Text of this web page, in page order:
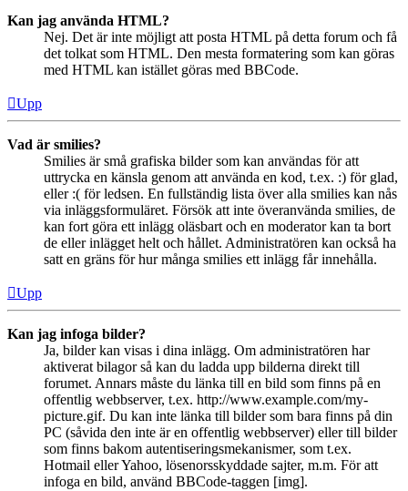
Kan jag använda HTML?
Nej. Det är inte möjligt att posta HTML på detta forum och få
det tolkat som HTML. Den mesta formatering som kan göras
med HTML kan istället göras med BBCode.
Upp
Vad är smilies?
Smilies är små grafiska bilder som kan användas för att
uttrycka en känsla genom att använda en kod, t.ex. :) för glad,
eller :( för ledsen. En fullständig lista över alla smilies kan nås
via inläggsformuläret. Försök att inte överanvända smilies, de
kan fort göra ett inlägg oläsbart och en moderator kan ta bort
de eller inlägget helt och hållet. Administratören kan också ha
satt en gräns för hur många smilies ett inlägg får innehålla.
Upp
Kan jag infoga bilder?
Ja, bilder kan visas i dina inlägg. Om administratören har
aktiverat bilagor så kan du ladda upp bilderna direkt till
forumet. Annars måste du länka till en bild som finns på en
offentlig webbserver, t.ex. http://www.example.com/my-
picture.gif. Du kan inte länka till bilder som bara finns på din
PC (såvida den inte är en offentlig webbserver) eller till bilder
som finns bakom autentiseringsmekanismer, som t.ex.
Hotmail eller Yahoo, lösenorsskyddade sajter, m.m. För att
infoga en bild, använd BBCode-taggen [img].